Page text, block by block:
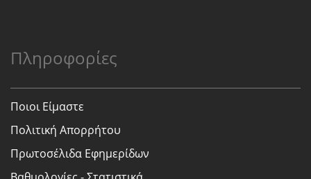
Πληροφορίες
Ποιοι Είμαστε
Πολιτική Απορρήτου
Πρωτοσέλιδα Εφημερίδων